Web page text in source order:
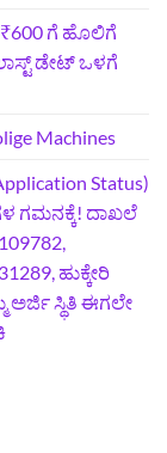
₹600 ಗೆ ಹೊಲಿಗೆ
ಡೇಟ್‌ ಒಳಗೆ
Machines
Status)
ಗಮನಕ್ಕೆ! ದಾಖಲೆ
ಹುಕ್ಕೇರಿ
ಅರ್ಜಿ ಸ್ಥಿತಿ ಈಗಲೇ